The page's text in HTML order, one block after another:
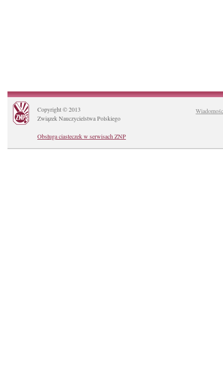
Copyright © 2013
Związek Nauczycielstwa Polskiego
Obsługa ciasteczek w serwisach ZNP